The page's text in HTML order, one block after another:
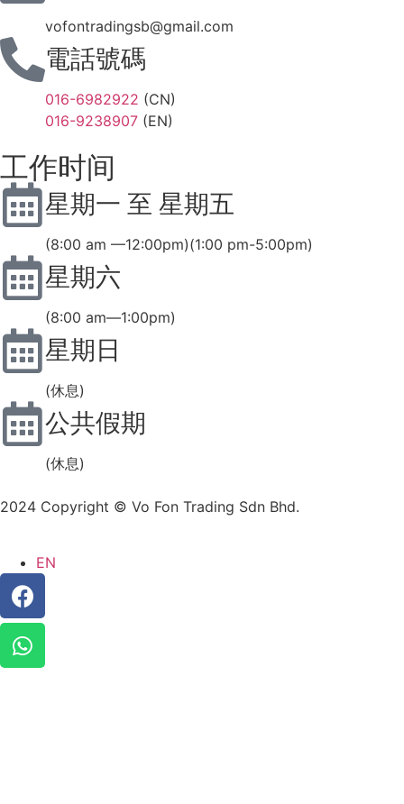
vofontradingsb@gmail.com
電話號碼
016-6982922 (CN)
016-9238907 (EN)
工作时间
星期一 至 星期五
(8:00 am —12:00pm)(1:00 pm-5:00pm)
星期六
(8:00 am—1:00pm)
星期日
(休息)
公共假期
(休息)
2024 Copyright © Vo Fon Trading Sdn Bhd.
EN